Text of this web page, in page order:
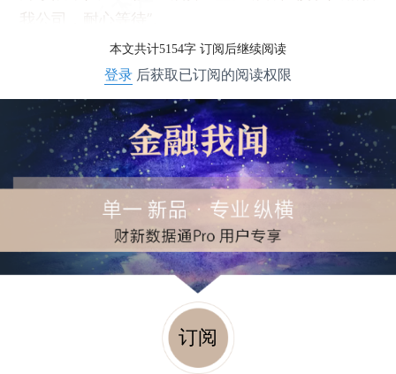
我公司，耐心等待”。
本文共计5154字 订阅后继续阅读
登录 后获取已订阅的阅读权限
订阅